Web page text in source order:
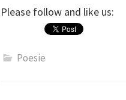
Please follow and like us:
Poesie